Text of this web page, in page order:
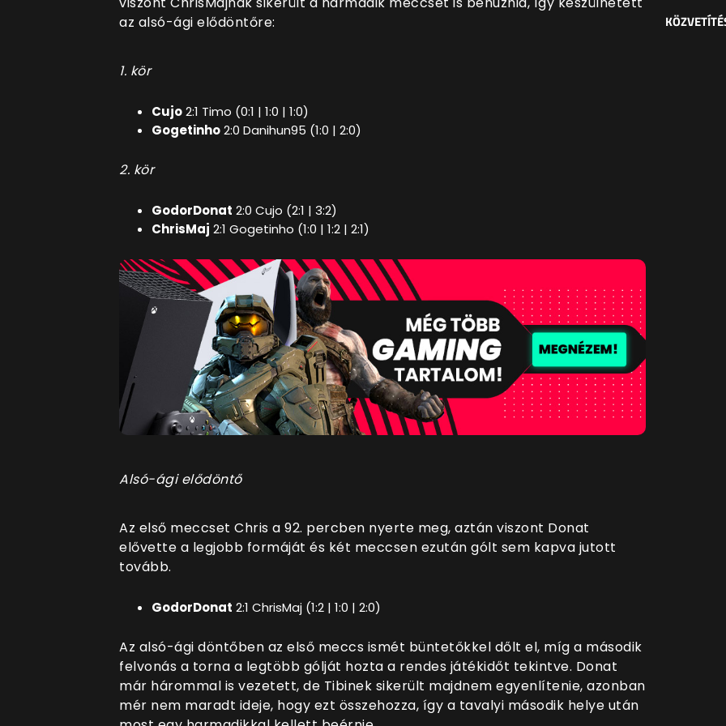
az alsó-ági elődöntőre:
1. kör
Cujo2:1 Timo (0:1 | 1:0 | 1:0)
Gogetinho2:0 Danihun95 (1:0 | 2:0)
2. kör
GodorDonat 2:0 Cujo (2:1 | 3:2)
ChrisMaj 2:1 Gogetinho (1:0 | 1:2 | 2:1)
Alsó-ági elődöntő
Az első meccset Chris a 92. percben nyerte meg, aztán viszont Donat
elővette a legjobb formáját és két meccsen ezután gólt sem kapva jutott
tovább.
GodorDonat 2:1 ChrisMaj (1:2 | 1:0 | 2:0)
Az alsó-ági döntőben az első meccs ismét büntetőkkel dőlt el, míg a második
felvonás a torna a legtöbb gólját hozta a rendes játékidőt tekintve. Donat
már hárommal is vezetett, de Tibinek sikerült majdnem egyenlítenie, azonban
mér nem maradt ideje, hogy ezt összehozza, így a tavalyi második helye után